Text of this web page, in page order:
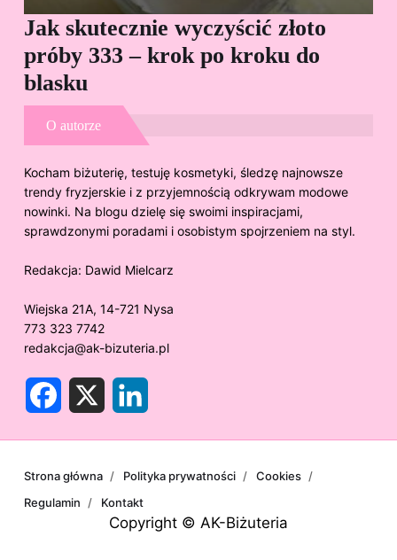
Jak skutecznie wyczyścić złoto
próby 333 – krok po kroku do
blasku
O autorze
Kocham biżuterię, testuję kosmetyki, śledzę najnowsze
trendy fryzjerskie i z przyjemnością odkrywam modowe
nowinki. Na blogu dzielę się swoimi inspiracjami,
sprawdzonymi poradami i osobistym spojrzeniem na styl.
Redakcja: Dawid Mielcarz
Wiejska 21A, 14-721 Nysa
773 323 7742
redakcja@ak-bizuteria.pl
b
k
e
n
Copyright © AK-Biżuteria
Strona główna Polityka prywatności
Cookies
Regulamin
Kontakt